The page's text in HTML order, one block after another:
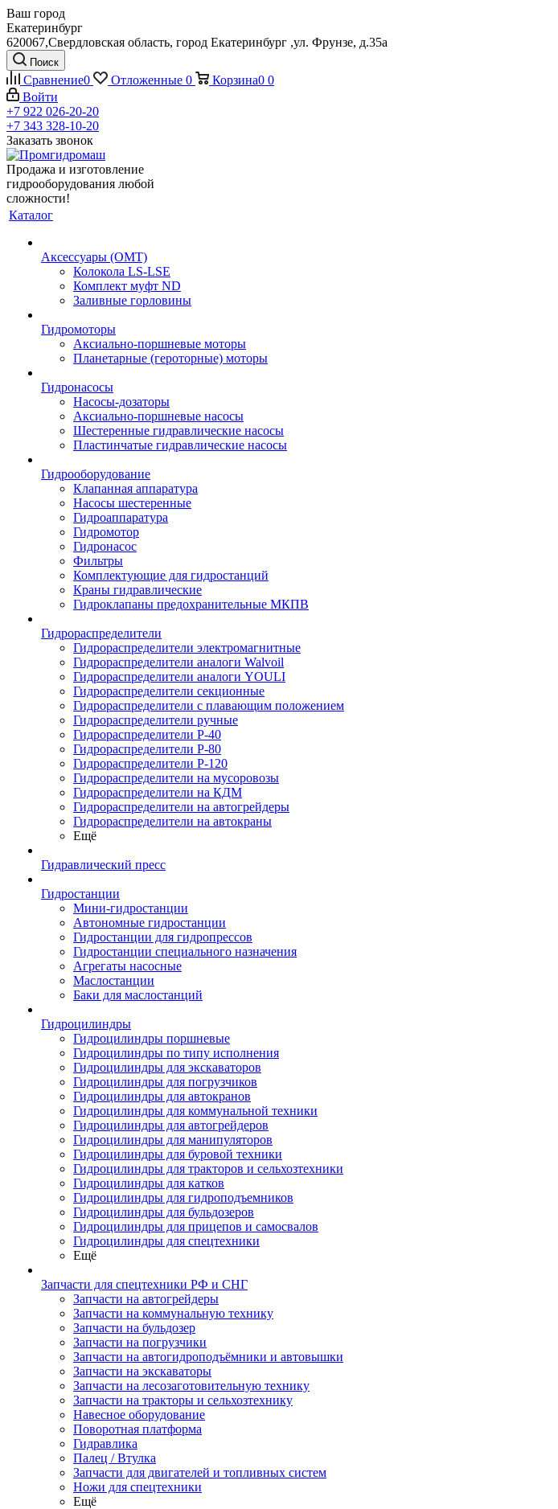
Ваш город
Екатеринбург
620067,Свердловская область, город Екатеринбург ,ул. Фрунзе, д.35а
Поиск
Сравнение0 Отложенные 0 Корзина0 0
Войти
+7 922 026-20-20
+7 343 328-10-20
Заказать звонок
Продажа и изготовление
гидрооборудования любой
сложности!
Каталог
Аксессуары (OMT)
Колокола LS-LSE
Комплект муфт ND
Заливные горловины
Гидромоторы
Аксиально-поршневые моторы
Планетарные (героторные) моторы
Гидронасосы
Насосы-дозаторы
Аксиально-поршневые насосы
Шестеренные гидравлические насосы
Пластинчатые гидравлические насосы
Гидрооборудование
Клапанная аппаратура
Насосы шестеренные
Гидроаппаратура
Гидромотор
Гидронасос
Фильтры
Комплектующие для гидростанций
Краны гидравлические
Гидроклапаны предохранительные МКПВ
Гидрораспределители
Гидрораспределители электромагнитные
Гидрораспределители аналоги Walvoil
Гидрораспределители аналоги YOULI
Гидрораспределители секционные
Гидрораспределители с плавающим положением
Гидрораспределители ручные
Гидрораспределители Р-40
Гидрораспределители Р-80
Гидрораспределители Р-120
Гидрораспределители на мусоровозы
Гидрораспределители на КДМ
Гидрораспределители на автогрейдеры
Гидрораспределители на автокраны
Ещё
Гидравлический пресс
Гидростанции
Мини-гидростанции
Автономные гидростанции
Гидростанции для гидропрессов
Гидростанции специального назначения
Агрегаты насосные
Маслостанции
Баки для маслостанций
Гидроцилиндры
Гидроцилиндры поршневые
Гидроцилиндры по типу исполнения
Гидроцилиндры для экскаваторов
Гидроцилиндры для погрузчиков
Гидроцилиндры для автокранов
Гидроцилиндры для коммунальной техники
Гидроцилиндры для автогрейдеров
Гидроцилиндры для манипуляторов
Гидроцилиндры для буровой техники
Гидроцилиндры для тракторов и сельхозтехники
Гидроцилиндры для катков
Гидроцилиндры для гидроподъемников
Гидроцилиндры для бульдозеров
Гидроцилиндры для прицепов и самосвалов
Гидроцилиндры для спецтехники
Ещё
Запчасти для спецтехники РФ и СНГ
Запчасти на автогрейдеры
Запчасти на коммунальную технику
Запчасти на бульдозер
Запчасти на погрузчики
Запчасти на автогидроподъёмники и автовышки
Запчасти на экскаваторы
Запчасти на лесозаготовительную технику
Запчасти на тракторы и сельхозтехнику
Навесное оборудование
Поворотная платформа
Гидравлика
Палец / Втулка
Запчасти для двигателей и топливных систем
Ножи для спецтехники
Ещё